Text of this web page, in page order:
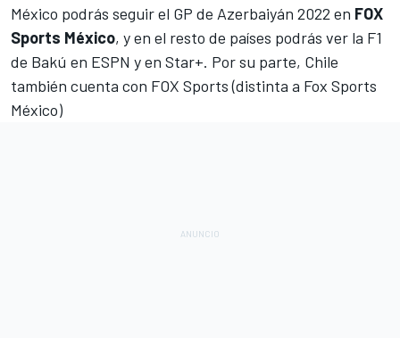
México podrás seguir el GP de Azerbaiyán 2022 en FOX
Sports México, y en el resto de países podrás ver la F1
de Bakú en ESPN y en Star+. Por su parte, Chile
también cuenta con FOX Sports (distinta a Fox Sports
México)